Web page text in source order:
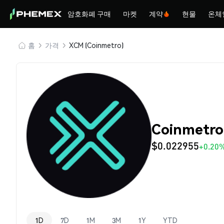
암호화폐 구매 마켓 계약 현물 온체
홈 가격 XCM (Coinmetro)
Coinmetro
$0.022955
1D 7D 1M 3M 1Y YTD